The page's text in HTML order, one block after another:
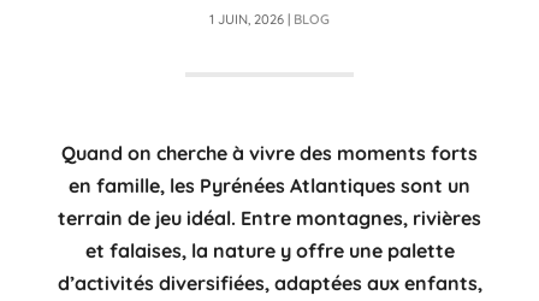
1 JUIN, 2026 | BLOG
Quand on cherche à vivre des moments forts
en famille, les Pyrénées Atlantiques sont un
terrain de jeu idéal. Entre montagnes, rivières
et falaises, la nature y offre une palette
d’activités diversifiées, adaptées aux enfants,